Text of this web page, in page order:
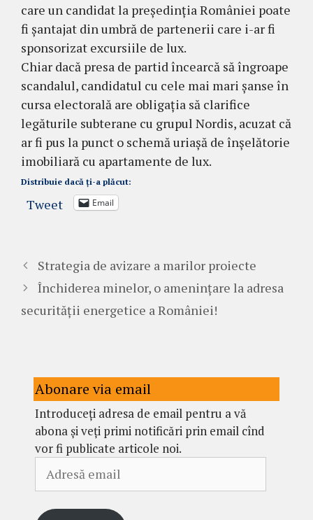
care un candidat la președinția României poate
fi șantajat din umbră de partenerii care i-ar fi
sponsorizat excursiile de lux.
Chiar dacă presa de partid încearcă să îngroape
scandalul, candidatul cu cele mai mari șanse în
cursa electorală are obligația să clarifice
legăturile subterane cu grupul Nordis, acuzat că
ar fi pus la punct o schemă uriașă de înșelătorie
imobiliară cu apartamente de lux.
Distribuie dacă ți-a plăcut:
Tweet Email
Strategia de avizare a marilor proiecte
Închiderea minelor, o amenințare la adresa
securității energetice a României!
Abonare via email
Introduceți adresa de email pentru a vă
abona și veți primi notificări prin email cînd
vor fi publicate articole noi.
email